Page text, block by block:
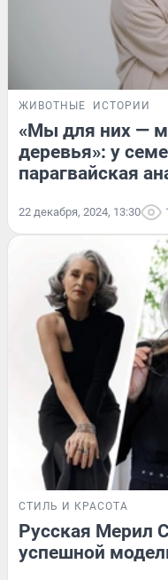
ЖИВОТНЫЕ ИСТОРИИ
«Мы для них —
деревья»: у
парагвайская
22 декабря, 2024, 13:30
СТИЛЬ И КРАСОТА
Русская Мерил
успешной